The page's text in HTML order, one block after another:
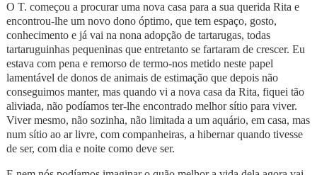
O T. começou a procurar uma nova casa para a sua querida Rita e
encontrou-lhe um novo dono óptimo, que tem espaço, gosto,
conhecimento e já vai na nona adopção de tartarugas, todas
tartaruguinhas pequeninas que entretanto se fartaram de crescer. Eu
estava com pena e remorso de termo-nos metido neste papel
lamentável de donos de animais de estimação que depois não
conseguimos manter, mas quando vi a nova casa da Rita, fiquei tão
aliviada, não podíamos ter-lhe encontrado melhor sítio para viver.
Viver mesmo, não sozinha, não limitada a um aquário, em casa, mas
num sítio ao ar livre, com companheiras, a hibernar quando tivesse
de ser, com dia e noite como deve ser.